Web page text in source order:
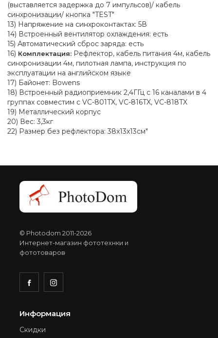
(выставляется задержка до 7 импульсов)/ кабель
синхронизации/ кнопка "TEST"
13) Напряжение на синхроконтактах: 5В
14) Встроенный вентилятор охлаждения: есть
15) Автоматический сброс заряда: есть
16) Комплектация: Рефлектор, кабель питания 4м, кабель
синхронизации 4м, пилотная лампа, инструкция по
эксплуатации на английском языке
17) Байонет: Bowens
18) Встроенный радиоприемник 2,4ГГц с 16 каналами в 4
группах совместим с VC-801TX, VC-816TX, VC-818TX
19) Металлический корпус
20) Вес: 3,3кг
22) Размер без рефлектора: 38x13x13см"
© Photodom 2011-2026
Интернет-магазин фототехнки и
фототоваров
Информация
Скидки